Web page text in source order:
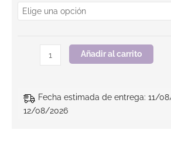
Añadir al carrito
Fecha estimada de entrega: 11/
12/08/2026